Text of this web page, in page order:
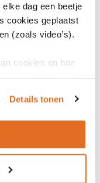
dag een beetje
cookies geplaatst
(zoals video’s).
cookies en hoe
Details tonen